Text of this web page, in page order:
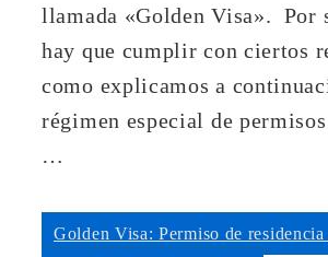
llamada «Golden Visa». Por
hay que cumplir con ciertos
como explicamos a
régimen especial de
…
Golden Visa: Permiso de residencia